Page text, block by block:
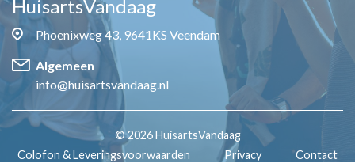
HuisartsVandaag
Phoenixweg 43, 9641KS Veendam
Algemeen
info@huisartsvandaag.nl
© 2026 HuisartsVandaag
Colofon & Leveringsvoorwaarden
Privacy Contact